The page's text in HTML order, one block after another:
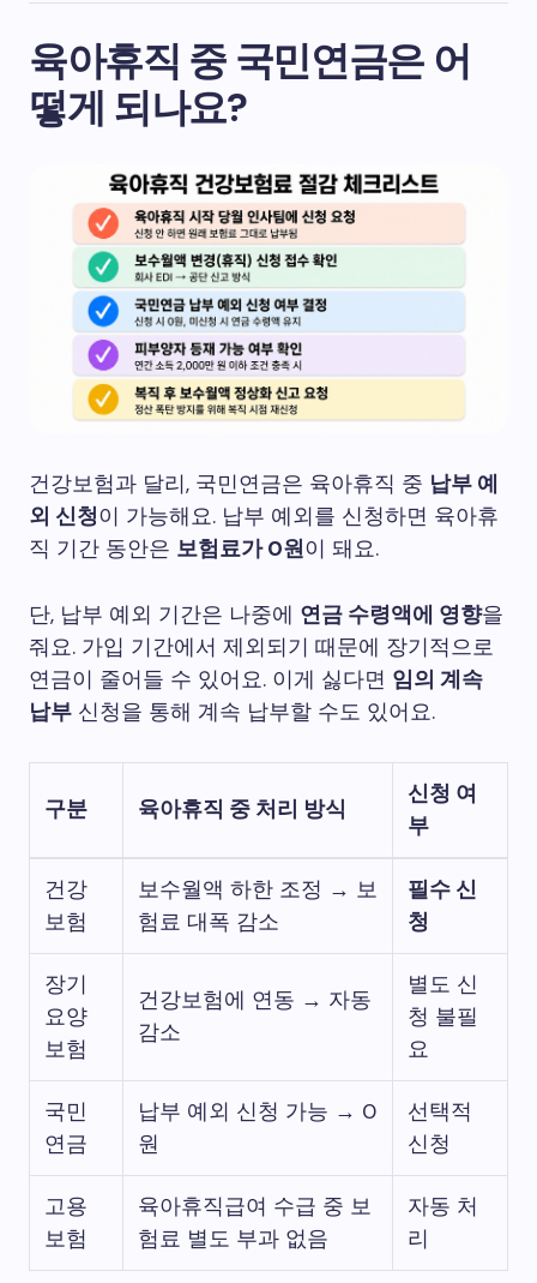
육아휴직 중 국민연금은 어
떻게 되나요?
건강보험과 달리, 국민연금은 육아휴직 중 납부 예
외 신청이 가능해요. 납부 예외를 신청하면 육아휴
직 기간 동안은 보험료가 0원이 돼요.
단, 납부 예외 기간은 나중에 연금 수령액에 영향을
줘요. 가입 기간에서 제외되기 때문에 장기적으로
연금이 줄어들 수 있어요. 이게 싫다면 임의 계속
납부 신청을 통해 계속 납부할 수도 있어요.
구분 육아휴직 중 처리 방식
신청 여
부
건강
보험
보수월액 하한 조정 → 보
험료 대폭 감소
필수 신
청
장기
요양
보험
건강보험에 연동 → 자동
감소
별도 신
청 불필
요
국민
연금
납부 예외 신청 가능 → 0
원
선택적
신청
고용
보험
육아휴직급여 수급 중 보
험료 별도 부과 없음
자동 처
리